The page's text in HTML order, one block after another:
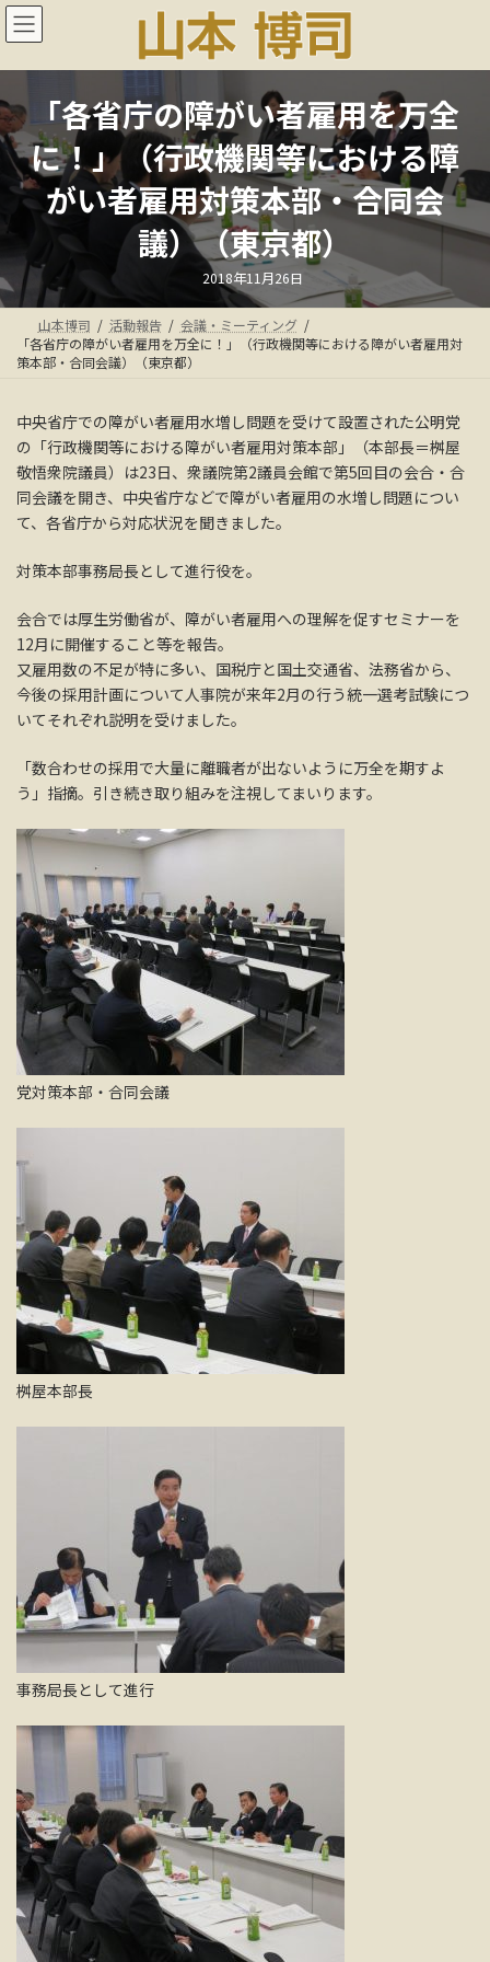
コ
ン
ン
ツ
へ
ス
キ
ナ
ビ
ー
シ
ョ
ン
に
「各省庁の障がい者雇用を万全
に！」（行政機関等における障
がい者雇用対策本部・合同会
議）（東京都）
最
終
更
新
日
時
:
2018年11月26日
山本博司 活動報告
会議・ミーティング
「各省庁の障がい者雇用を万全に！」（行政機関等における障がい者雇用対
策本部・合同会議）（東京都）
中央省庁での障がい者雇用水増し問題を受けて設置された公明党
の「行政機関等における障がい者雇用対策本部」（本部長＝桝屋
敬悟衆院議員）は23日、衆議院第2議員会館で第5回目の会合・合
同会議を開き、中央省庁などで障がい者雇用の水増し問題につい
て、各省庁から対応状況を聞きました。
対策本部事務局長として進行役を。
会合では厚生労働省が、障がい者雇用への理解を促すセミナーを
12月に開催すること等を報告。
又雇用数の不足が特に多い、国税庁と国土交通省、法務省から、
今後の採用計画について人事院が来年2月の行う統一選考試験につ
いてそれぞれ説明を受けました。
「数合わせの採用で大量に離職者が出ないように万全を期すよ
う」指摘。引き続き取り組みを注視してまいります。
党対策本部・合同会議
桝屋本部長
事務局長として進行